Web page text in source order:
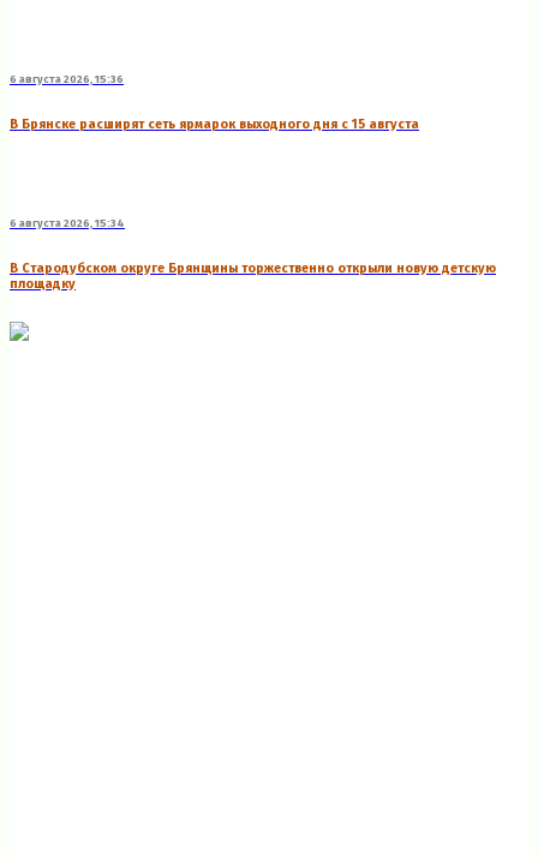
6 августа 2026, 15:36
В Брянске расширят сеть ярмарок выходного дня с 15 августа
6 августа 2026, 15:34
В Стародубском округе Брянщины торжественно открыли новую детскую
площадку